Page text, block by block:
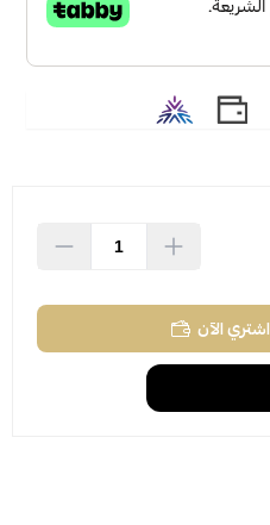
اشتري الآن